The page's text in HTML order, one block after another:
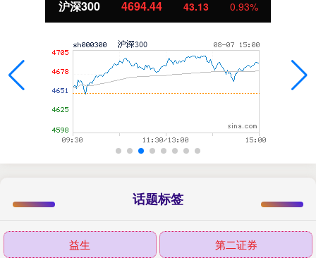
沪深300 4694.44 43.13 0.93%
话题标签
益生 第二证券